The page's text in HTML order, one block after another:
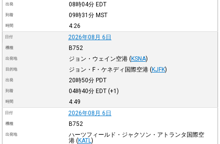
出発 08時04分 EDT
到着 09時31分 MST
時間 4:26
日付 2026年08月 6日
機種 B752
出発地 ジョン・ウェイン空港 (KSNA)
目的地 ジョン・F・ケネディ国際空港 (KJFK)
出発 20時50分 PDT
到着 04時40分 EDT(+1)
時間 4:49
日付 2026年08月 6日
機種 B752
出発地
ハーツフィールド・ジャクソン・アトランタ国際空
港 (KATL )